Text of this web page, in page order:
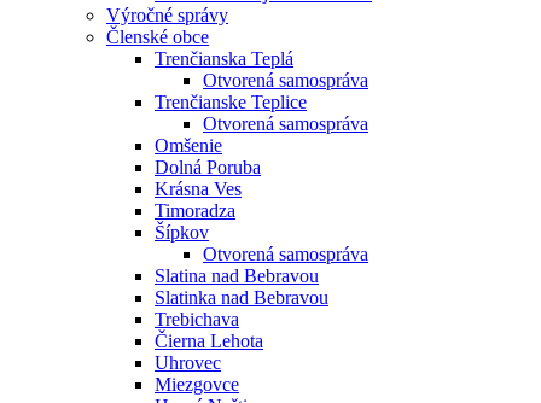
Výročné správy
Členské obce
Trenčianska Teplá
Otvorená samospráva
Trenčianske Teplice
Otvorená samospráva
Omšenie
Dolná Poruba
Krásna Ves
Timoradza
Šípkov
Otvorená samospráva
Slatina nad Bebravou
Slatinka nad Bebravou
Trebichava
Čierna Lehota
Uhrovec
Miezgovce